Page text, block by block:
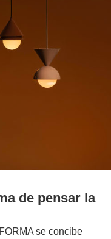
de pensar la
se concibe